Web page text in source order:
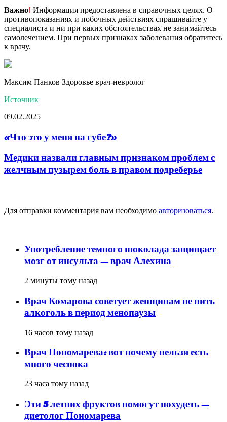
Важно! Информация предоставлена в справочных целях. О
противопоказаниях и побочных действиях спрашивайте у
специалиста и ни при каких обстоятельствах не занимайтесь
самолечением. При первых признаках заболевания обратитесь
к врачу.
Максим Панков Здоровье врач-невролог
Источник
09.02.2025
«Что это у меня на губе?»
Медики назвали главным признаком проблем с
желчным пузырем боль в правом подреберье
Для отправки комментария вам необходимо авторизоваться.
Употребление темного шоколада защищает
мозг от инсульта — врач Алехина
2 минуты тому назад
Врач Комарова советует женщинам не пить
алкоголь в период менопаузы
16 часов тому назад
Врач Пономарева: вот почему нельзя есть
много чеснока
23 часа тому назад
Эти 5 летних фруктов помогут похудеть —
диетолог Пономарева